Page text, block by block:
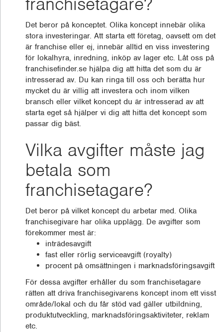
Det beror på konceptet. Olika koncept innebär olika
stora investeringar. Att starta ett företag, oavsett om det
är franchise eller ej, innebär alltid en viss investering
för lokalhyra, inredning, inköp av lager etc. Låt oss på
franchisefinder.se hjälpa dig att hitta det som du är
intresserad av. Du kan ringa till oss och berätta hur
mycket du är villig att investera och inom vilken
bransch eller vilket koncept du är intresserad av att
starta eget så hjälper vi dig att hitta det koncept som
passar dig bäst.
Vilka avgifter måste jag
betala som
franchisetagare?
Det beror på vilket koncept du arbetar med. Olika
franchisegivare har olika upplägg. De avgifter som
förekommer mest är:
inträdesavgift
fast eller rörlig serviceavgift (royalty)
procent på omsättningen i marknadsföringsavgift
För dessa avgifter erhåller du som franchisetagare
rätten att driva franchisegivarens koncept inom ett visst
område/lokal och du får stöd vad gäller utbildning,
produktutveckling, marknadsföringsaktiviteter, reklam
etc.